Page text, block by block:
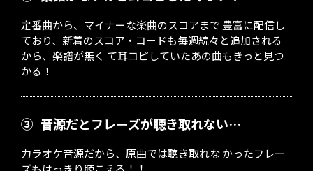
定番曲から、マイナーな楽曲のスコアまで 豊富に配信し
ており、新着のスコア・コードも毎週続々と追加される
から、楽譜が無く て耳コピしていたあの曲もきっと見つ
かる！
③ 音源だとフレーズが聴き取れない…
力ラオケ音源だから、原曲では聴き取れな かったフレー